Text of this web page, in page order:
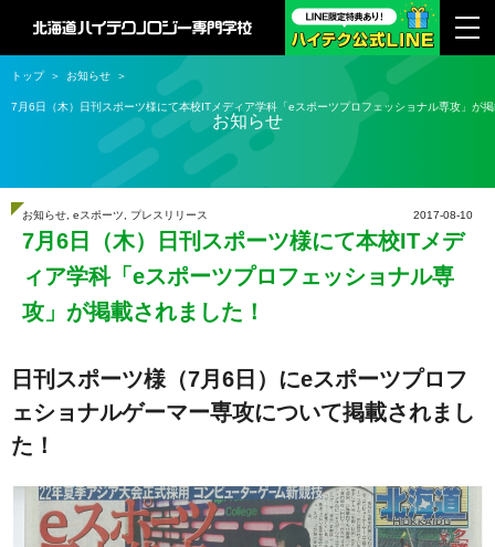
お知らせ
トップ お知らせ
7月6日（木）日刊スポーツ様にて本校ITメディア学科「eスポーツプロフェッショナル専攻」が
2017-08-10
お知らせ eスポーツ プレスリリース
7月6日（木）日刊スポーツ様にて本校ITメデ
ィア学科「eスポーツプロフェッショナル専
攻」が掲載されました！
日刊スポーツ様（7月6日）にeスポーツプロフ
ェショナルゲーマー専攻について掲載されまし
た！